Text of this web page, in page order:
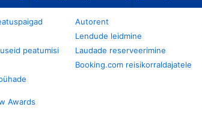
peatumisi
Awards
Autorent
Lendude leidmine
Laudade reserveerimine
Booking.com reisikorraldajatele